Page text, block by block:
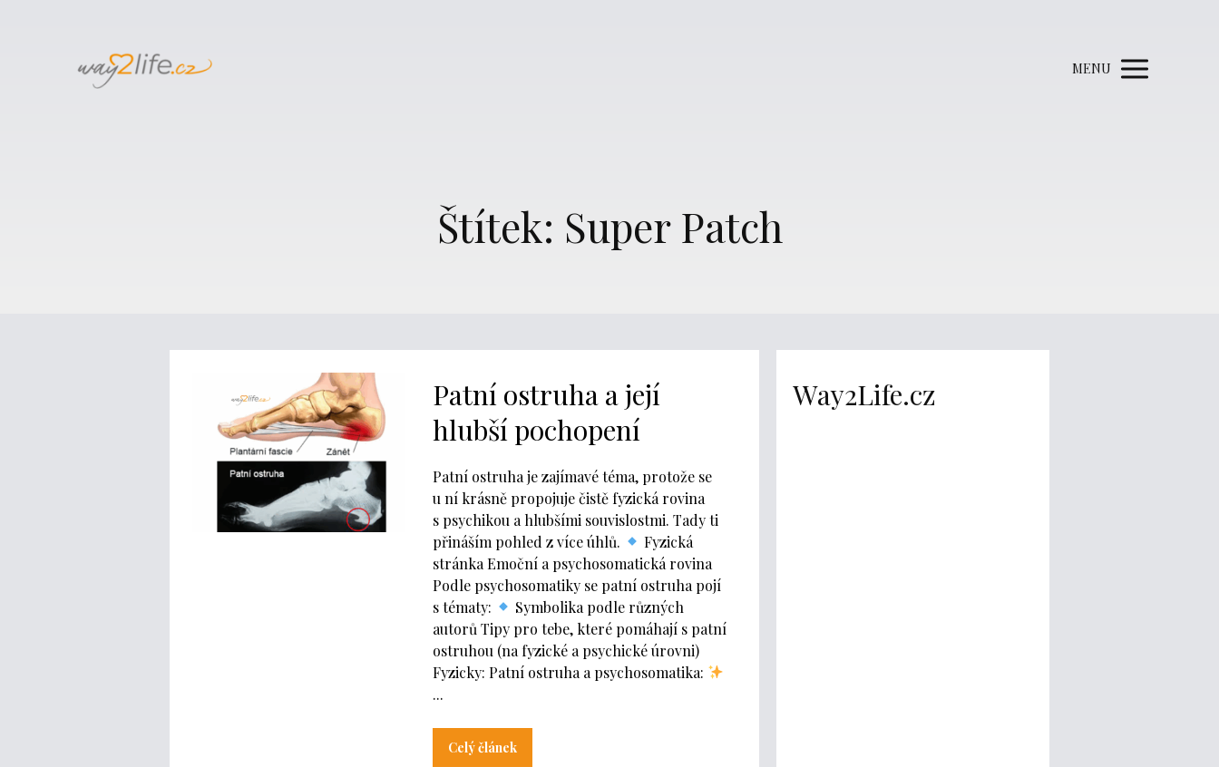
MENU
Štítek: Super Patch
Patní ostruha a její
hlubší pochopení
Patní ostruha je zajímavé téma, protože se
u ní krásně propojuje čistě fyzická rovina
s psychikou a hlubšími souvislostmi. Tady ti
přináším pohled z více úhlů.
Fyzická
stránka Emoční a psychosomatická rovina
Podle psychosomatiky se patní ostruha pojí
s tématy:
Symbolika podle různých
autorů Tipy pro tebe, které pomáhají s patní
ostruhou (na fyzické a psychické úrovni)
Fyzicky: Patní ostruha a psychosomatika:
...
Celý článek
Way2Life.cz